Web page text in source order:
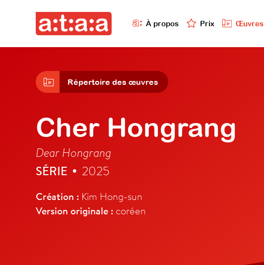
À propos Prix Œuvres
Répertoire des œuvres
Cher Hongrang
Dear Hongrang
SÉRIE • 2025
Création : Kim Hong-sun
Version originale : coréen